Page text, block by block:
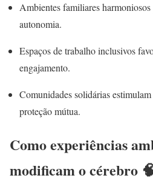
Ambientes familiares
autonomia.
Espaços de trabalho inclusivos
engajamento.
Comunidades solidárias
proteção mútua.
Como experiências
modificam o cérebro